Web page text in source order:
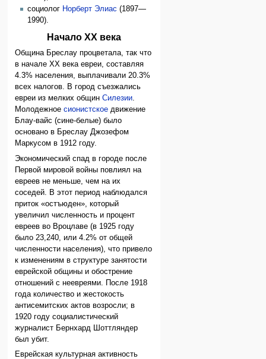
социолог Норберт Элиас (1897—
1990).
Начало XX века
Община Бреслау процветала, так что
в начале XX века евреи, составляя
4.3% населения, выплачивали 20.3%
всех налогов. В город съезжались
евреи из мелких общинСилезии.
Молодежноесионистское движение
Блау-вайс (сине-белые) было
основано в Бреслау Джозефом
Маркусом в 1912 году.
Экономический спад в городе после
Первой мировой войны повлиял на
евреев не меньше, чем на их
соседей. В этот период наблюдался
приток «остъюден», который
увеличил численность и процент
евреев во Вроцлаве (в 1925 году
было 23,240, или 4.2% от общей
численности населения), что привело
к изменениям в структуре занятости
еврейской общины и обострение
отношений с неевреями. После 1918
года количество и жестокость
антисемитских актов возросли; в
1920 году социалистический
журналист Бернхард Шоттляндер
был убит.
Еврейская культурная активность